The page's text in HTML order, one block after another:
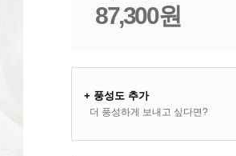
87,300원
+ 풍성도 추가
더 풍성하게 보내고 싶다면?